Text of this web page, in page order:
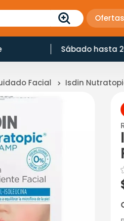
Sábado hasta
Facial Isdin